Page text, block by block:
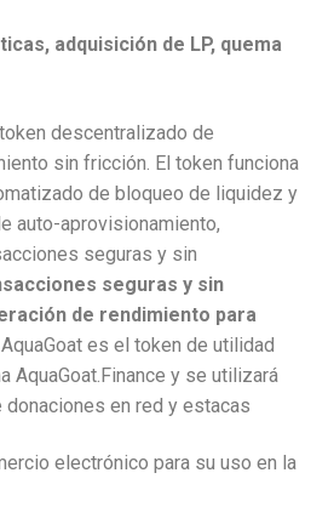
adquisición de LP, quema
descentralizado de
sin fricción. El token funciona
de bloqueo de liquidez y
auto-aprovisionamiento,
seguras y sin
seguras y sin
de rendimiento para
AquaGoat es el token de utilidad
AquaGoat.Finance y se utilizará
donaciones en red y estacas
electrónico para su uso en la